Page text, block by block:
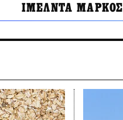
ΙΜΕΛΝΤΑ ΜΑΡΚΟΣ